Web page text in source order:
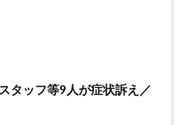
タッフ等9人が症状訴え／